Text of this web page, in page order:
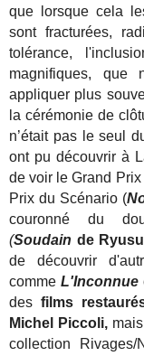
que lorsque cela
sont fracturées,
tolérance,
magnifiques,
appliquer plus
la cérémonie de
n’était pas le seul
ont pu découvrir à
de voir le Grand Prix
Prix du Scénario (
couronné du
(Soudain de
de découvrir
comme L'Inconnue
des films
Michel Piccoli,
collection Rivages/